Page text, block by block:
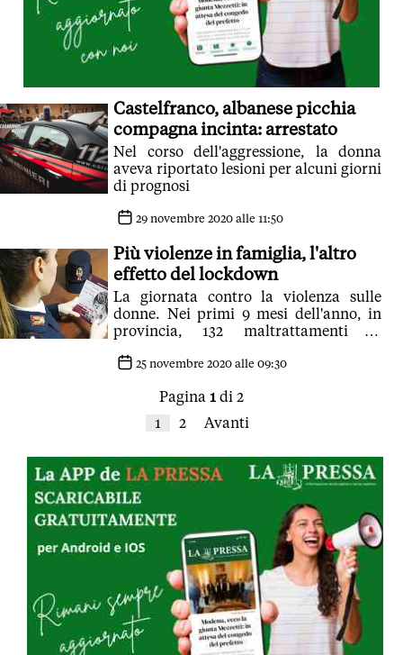
Castelfranco, albanese picchia
compagna incinta: arrestato
Nel corso dell'aggressione, la donna
aveva riportato lesioni per alcuni giorni
di prognosi
29 novembre 2020 alle 11:50
Più violenze in famiglia, l'altro
effetto del lockdown
La giornata contro la violenza sulle
donne. Nei primi 9 mesi dell'anno, in
provincia, 132 maltrattamenti in
omicidi
25 novembre 2020 alle 09:30
Pagina 1 di 2
1
2 Avanti